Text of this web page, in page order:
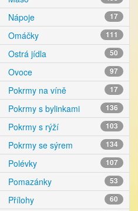
Nápoje 17
Omáčky 111
Ostrá jídla 50
Ovoce 97
Pokrmy na víně 17
Pokrmy s bylinkami 136
Pokrmy s rýží 103
Pokrmy se sýrem 134
Polévky 107
Pomazánky 53
Přílohy 60